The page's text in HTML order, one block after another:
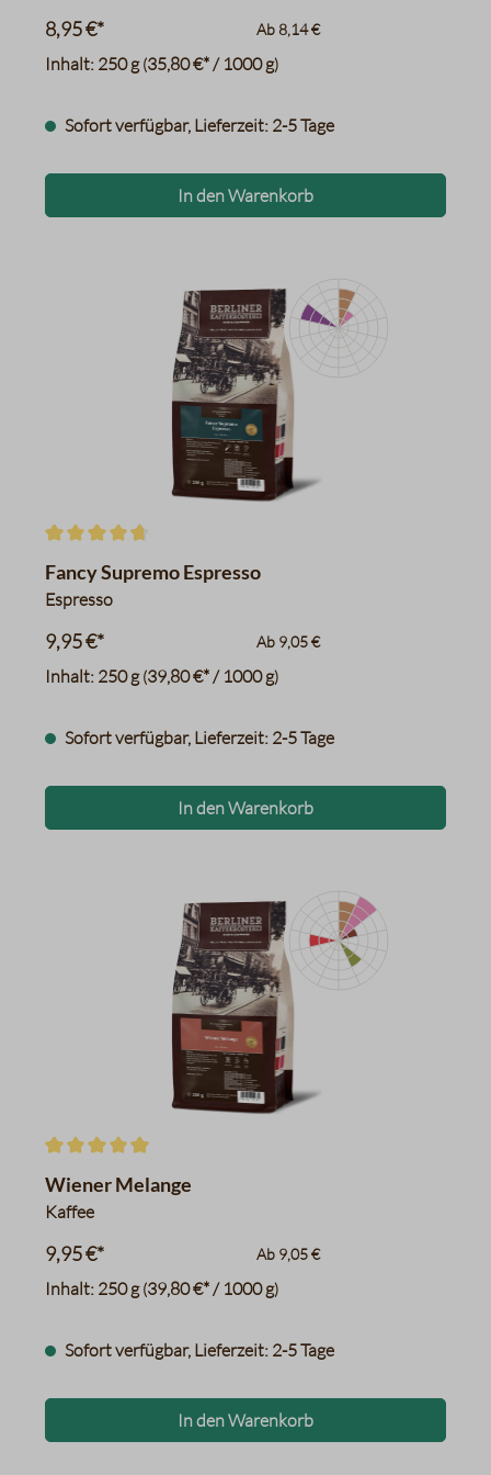
Inhalt: 250 g(35,80 €* / 1000 g)
8,95 €* Ab 8,14 €
Sofort verfügbar, Lieferzeit: 2-5 Tage
In den Warenkorb
Datentabelle für das
Haselnüsse
Cola
Himbeeren
Durchschnittliche Bewertung von 4.6 von 5 Sternen
Fancy Supremo Espresso
Espresso
Inhalt: 250 g(39,80 €* / 1000 g)
9,95 €* Ab 9,05 €
Sofort verfügbar, Lieferzeit: 2-5 Tage
In den Warenkorb
Datentabelle für das
Mandeln, Marzipan
Kekse, Karamell
Kakao
Curry
Apfel
Durchschnittliche Bewertung von 4.9 von 5 Sternen
Wiener Melange
Kaffee
Inhalt: 250 g(39,80 €* / 1000 g)
9,95 €* Ab 9,05 €
Sofort verfügbar, Lieferzeit: 2-5 Tage
In den Warenkorb